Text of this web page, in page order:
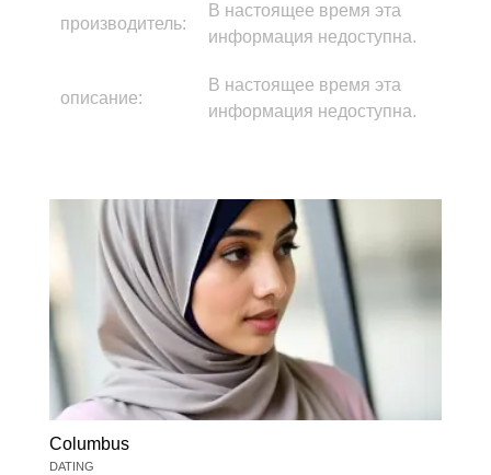
производитель:
В настоящее время эта
информация недоступна.
описание:
В настоящее время эта
информация недоступна.
Columbus
DATING